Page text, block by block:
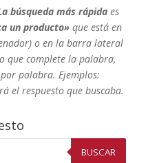
búsqueda más rápida es
un producto»que está en
o en la barra lateral
que complete la palabra,
palabra. Ejemplos:
el respuesto que buscaba.
BUSCAR